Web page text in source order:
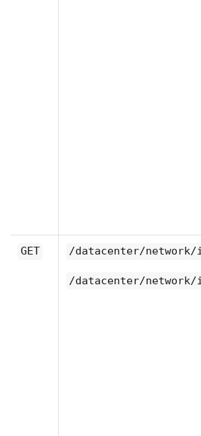
GET /datacenter/
/datacenter/